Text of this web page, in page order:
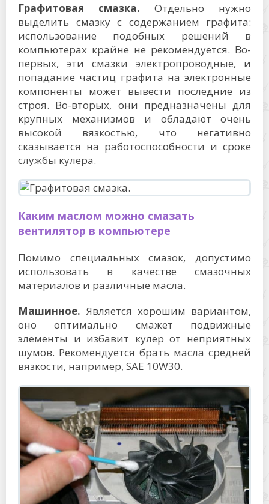
Графитовая смазка. Отдельно нужно
выделить смазку с содержанием графита:
использование подобных решений в
компьютерах крайне не рекомендуется. Во-
первых, эти смазки электропроводные, и
попадание частиц графита на электронные
компоненты может вывести последние из
строя. Во-вторых, они предназначены для
крупных механизмов и обладают очень
высокой вязкостью, что негативно
сказывается на работоспособности и сроке
службы кулера.
Каким маслом можно смазать
вентилятор в компьютере
Помимо специальных смазок, допустимо
использовать в качестве смазочных
материалов и различные масла.
Машинное. Является хорошим вариантом,
оно оптимально смажет подвижные
элементы и избавит кулер от неприятных
шумов. Рекомендуется брать масла средней
вязкости, например, SAE 10W30.